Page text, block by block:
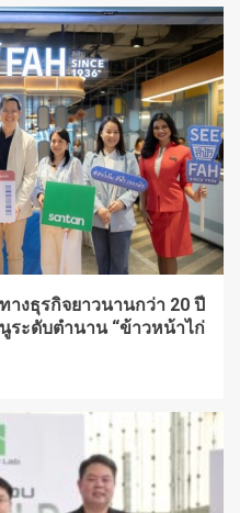
Hub’ แห่งเอเชีย ในงาน
Night Hong Kong 2026 ชู
าสตร์ 4 Pillars และศักยภาพ
Y–GL ขยายโอกาสธุรกิจบันเทิง
เวทีโลก
จีและเครือข่ายจับมือภาครัฐ
ขับเคลื่อนอุตสาหกรรมไทย หนุน
ก้าวกระโดด โตไปด้วยกัน สู่
INDUSTRY
างธุรกิจยาวนานกว่า 20 ปี
ระดับตำนาน “ข้าวหน้าไก่